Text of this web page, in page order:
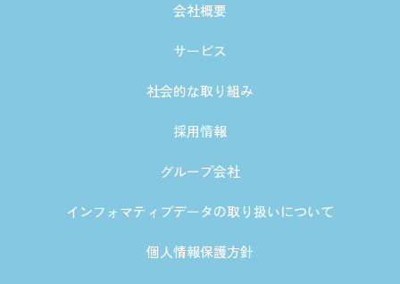
会社概要
サービス
社会的な取り組み
採用情報
グループ会社
インフォマティブデータの取り扱いについて
個人情報保護方針